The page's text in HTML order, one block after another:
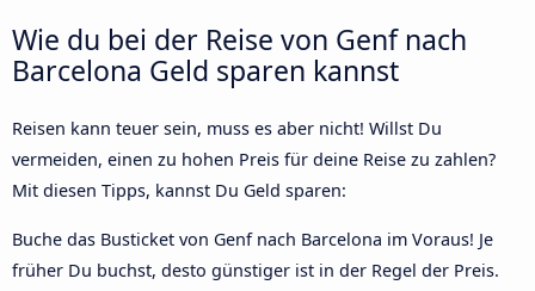
Wie du bei der Reise von Genf nach
Barcelona Geld sparen kannst
Reisen kann teuer sein, muss es aber nicht! Willst Du
vermeiden, einen zu hohen Preis für deine Reise zu zahlen?
Mit diesen Tipps, kannst Du Geld sparen:
Buche das Busticket von Genf nach Barcelona im Voraus! Je
früher Du buchst, desto günstiger ist in der Regel der Preis.